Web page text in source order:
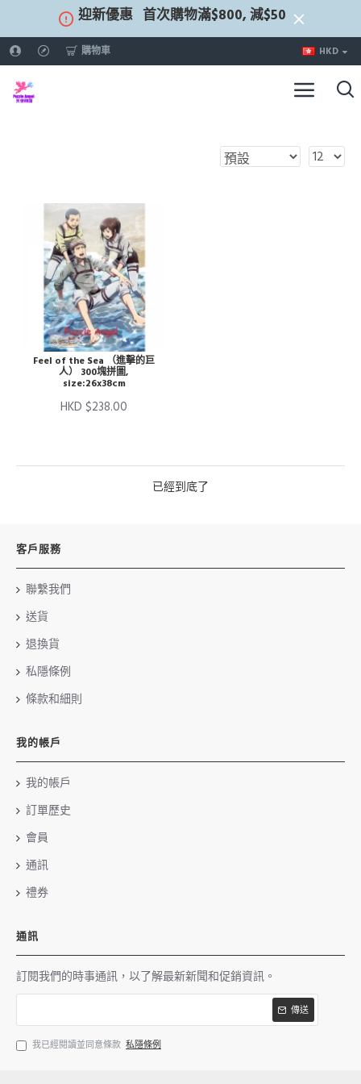
迎新優惠 首次購物滿$800, 減$50
購物車 HKD
Feel of the Sea （進擊的巨
人） 300塊拼圖,
size:26x38cm
HKD $238.00
已經到底了
客戶服務
聯繫我們
送貨
退換貨
私隱條例
條款和細則
我的帳戶
我的帳戶
訂單歷史
會員
通訊
禮券
通訊
訂閱我們的時事通訊，以了解最新新聞和促銷資訊。
傳送
我已經閱讀並同意條款 私隱條例